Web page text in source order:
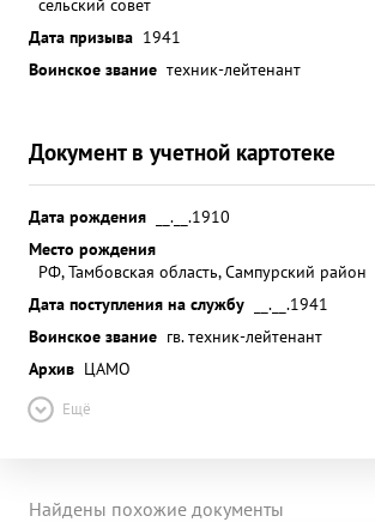
Дата призыва 1941
Воинское звание техник-лейтенант
Документ в учетной картотеке
Дата рождения
__.__.1910
Место рождения
РФ, Тамбовская область, Сампурский район
Дата поступления на службу
__.__.1941
Воинское звание гв. техник-лейтенант
Архив ЦАМО
Ещё
Найдены похожие документы